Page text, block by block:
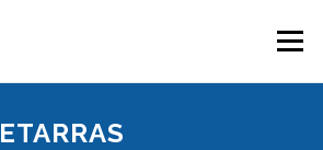
Menú
ETARRAS